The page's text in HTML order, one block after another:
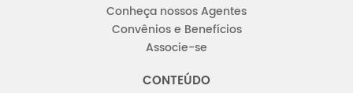
Conheça nossos Agentes
Convênios e Benefícios
Associe-se
CONTEÚDO